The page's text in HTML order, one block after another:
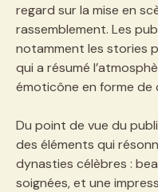
regard sur la mise en
rassemblement. Les
notamment les stories
qui a résumé
émoticône en forme
Du point de vue du
des éléments qui
dynasties célèbres :
soignées, et une